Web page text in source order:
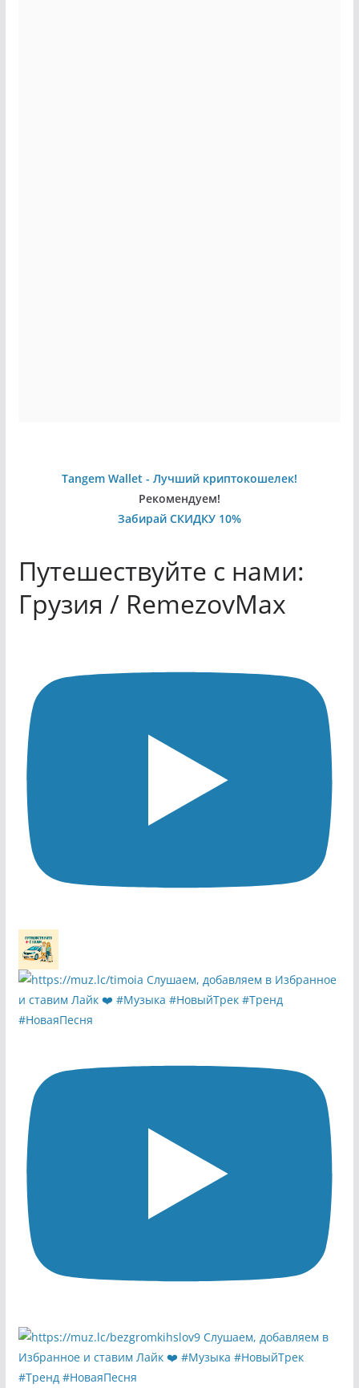
Tangem Wallet - Лучший криптокошелек!
Рекомендуем!
Забирай СКИДКУ 10%
Путешествуйте с нами:
Грузия / RemezovMax